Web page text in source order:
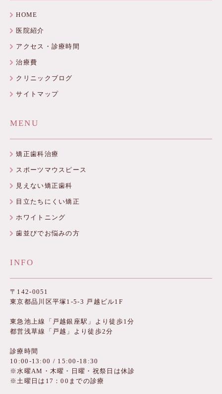
HOME
医院紹介
アクセス・診療時間
治療費
クリニックブログ
サイトマップ
MENU
矯正歯科治療
スポーツマウスピース
見えない矯正歯科
目立たちにくい矯正
ホワイトニング
歯並びでお悩みの方
INFO
〒142-0051
東京都品川区平塚1-5-3 戸越ビル1F
東急池上線「戸越銀座駅」より徒歩1分
都営浅草線「戸越」より徒歩2分
診療時間
10:00-13:00 / 15:00-18:30
※水曜AM・木曜・日曜・祝祭日は休診
※土曜日は17：00までの診療